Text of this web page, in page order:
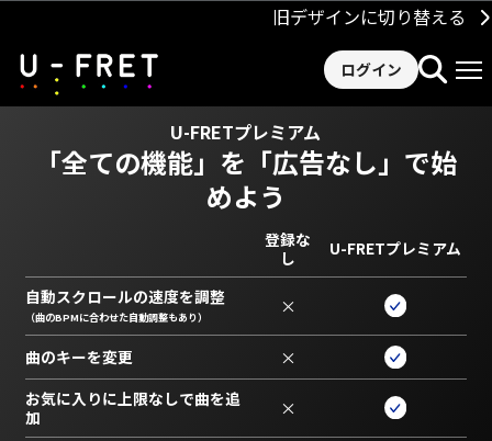
旧デザインに切り替える
ログイン
U-FRETプレミアム
「全ての機能」を 「広告なし」で始
めよう
登録な
し
U-FRETプレミアム
自動スクロールの速度を調整
（曲のBPMに合わせた自動調整もあり） ×
曲のキーを変更 ×
お気に入りに上限なしで曲を追
加
×